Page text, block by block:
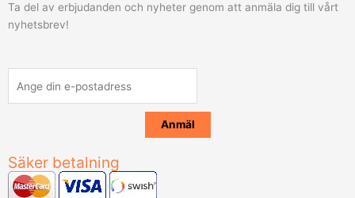
Ta del av erbjudanden och nyheter genom att anmäla dig till vårt
nyhetsbrev!
Säker betalning